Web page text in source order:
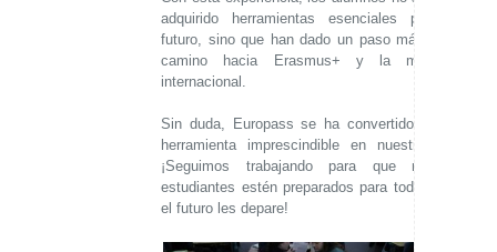
adquirido herramientas esenciales para su
futuro, sino que han dado un paso más en su
camino hacia Erasmus+ y la movilidad
internacional.
Sin duda, Europass se ha convertido en una
herramienta imprescindible en nuestro aula.
¡Seguimos trabajando para que nuestros
estudiantes estén preparados para todo lo que
el futuro les depare!